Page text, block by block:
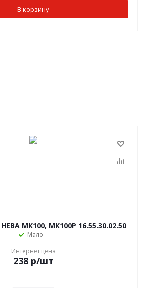
В корзину
МК100, МК100Р 16.55.30.02.50
Мало
Интернет цена
238р/шт